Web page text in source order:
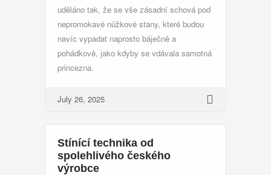
uděláno tak, že se vše zásadní schová pod
nepromokavé nůžkové stany, které budou
navíc vypadat naprosto báječně a
pohádkově, jako kdyby se vdávala samotná
princezna.
July 26, 2025
Stínící technika od
spolehlivého českého
výrobce